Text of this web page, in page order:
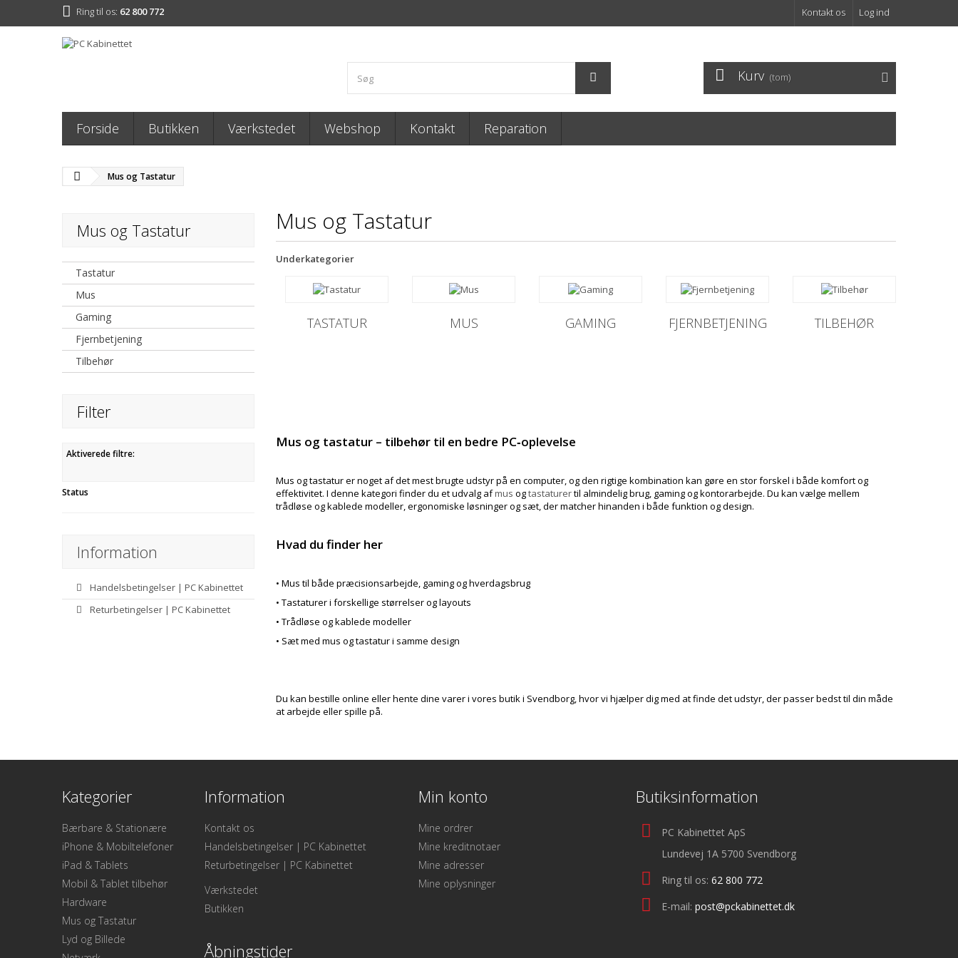
Log ind
Kontakt os
Ring til os: 62 800 772
Kurv (tom)
Forside Butikken Værkstedet Webshop Kontakt Reparation
Mus og Tastatur
Mus og Tastatur
Tastatur
Mus
Gaming
Fjernbetjening
Tilbehør
Filter
Aktiverede filtre:
Status
Information
Handelsbetingelser | PC Kabinettet
Returbetingelser | PC Kabinettet
Mus og Tastatur
Underkategorier
TASTATUR MUS GAMING FJERNBETJENING TILBEHØR
Mus og tastatur – tilbehør til en bedre PC‑oplevelse
Mus og tastatur er noget af det mest brugte udstyr på en computer, og den rigtige kombination kan gøre en stor forskel i både komfort og
effektivitet. I denne kategori finder du et udvalg afmus ogtastaturertil almindelig brug, gaming og kontorarbejde. Du kan vælge mellem
trådløse og kablede modeller, ergonomiske løsninger og sæt, der matcher hinanden i både funktion og design.
Hvad du finder her
• Mus til både præcisionsarbejde, gaming og hverdagsbrug
• Tastaturer i forskellige størrelser og layouts
• Trådløse og kablede modeller
• Sæt med mus og tastatur i samme design
Du kan bestille online eller hente dine varer i vores butik i Svendborg, hvor vi hjælper dig med at finde det udstyr, der passer bedst til din måde
at arbejde eller spille på.
Kategorier
Bærbare & Stationære
iPhone & Mobiltelefoner
iPad & Tablets
Mobil & Tablet tilbehør
Hardware
Mus og Tastatur
Lyd og Billede
Information
Kontakt os
Handelsbetingelser | PC Kabinettet
Returbetingelser | PC Kabinettet
Værkstedet
Butikken
Min konto
Mine ordrer
Mine kreditnotaer
Mine adresser
Mine oplysninger
Butiksinformation
PC Kabinettet ApS
Lundevej 1A 5700 Svendborg
Ring til os: 62 800 772
E-mail: post@pckabinettet.dk
Åbningstider